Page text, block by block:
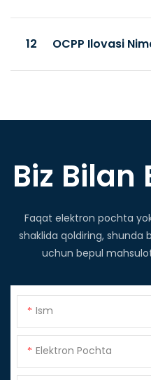
12 OCPP Ilovasi
Biz Bilan
Faqat elektron pochta
shaklida qoldiring, shunda
uchun bepul
Ism
Elektron Pochta